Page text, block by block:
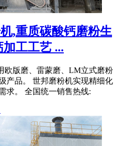
,重质碳酸钙磨粉生
工工艺 ...
欧版磨、雷蒙磨、LM立式磨粉
产品。 世邦磨粉机实现精细化
求。 全国统一销售热线: